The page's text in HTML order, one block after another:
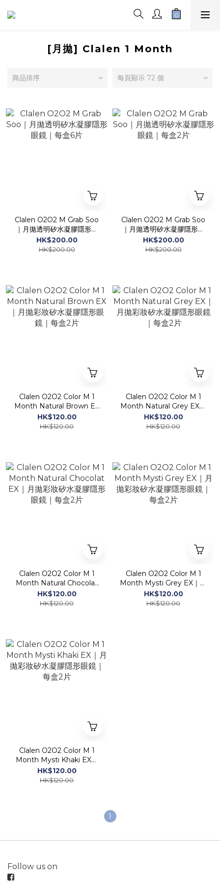
[月拋] Clalen 1 Month
商品排序 每頁顯示 72 個
Clalen O2O2 M Grab Soo
｜月拋透明矽水凝膠隱形眼
鏡｜每盒6片
HK$200.00
HK$200.00
Clalen O2O2 M Grab Soo
｜月拋透明矽水凝膠隱形眼
鏡｜每盒2片
HK$200.00
HK$200.00
Clalen O2O2 Color M 1
Month Natural Brown EX
｜月拋彩妝矽水凝膠隱形眼
鏡｜每盒2片
HK$120.00
HK$120.00
Clalen O2O2 Color M 1
Month Natural Grey EX｜
月拋彩妝矽水凝膠隱形眼鏡
｜每盒2片
HK$120.00
HK$120.00
Clalen O2O2 Color M 1
Month Natural Chocolat
EX｜月拋彩妝矽水凝膠隱形
眼鏡｜每盒2片
HK$120.00
HK$120.00
Clalen O2O2 Color M 1
Month Mysti Grey EX｜月
拋彩妝矽水凝膠隱形眼鏡｜
每盒2片
HK$120.00
HK$120.00
Clalen O2O2 Color M 1
Month Mysti Khaki EX｜
月拋彩妝矽水凝膠隱形眼鏡
｜每盒2片
HK$120.00
HK$120.00
1
Follow us on